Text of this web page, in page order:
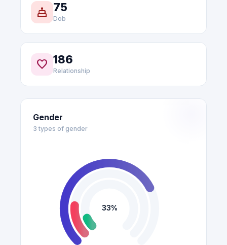
cake 75
Dob
favorite 186
Relationship
Gender
3 types of gender
33%